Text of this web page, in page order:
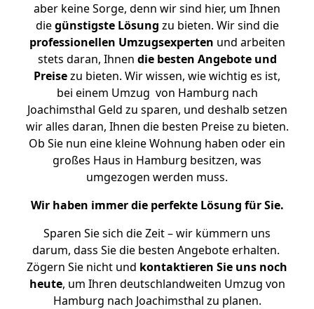
aber keine Sorge, denn wir sind hier, um Ihnen
diegünstigste Lösung zu bieten. Wir sind die
professionellen Umzugsexperten und arbeiten
stets daran, Ihnen die besten Angebote und
Preisezu bieten. Wir wissen, wie wichtig es ist,
bei einem Umzug von Hamburg nach
Joachimsthal Geld zu sparen, und deshalb setzen
wir alles daran, Ihnen die besten Preise zu bieten.
Ob Sie nun eine kleine Wohnung haben oder ein
großes Haus in Hamburg besitzen, was
umgezogen werden muss.
Wir haben immer die perfekte Lösung für Sie.
Sparen Sie sich die Zeit – wir kümmern uns
darum, dass Sie die besten Angebote erhalten.
Zögern Sie nicht und kontaktieren Sie uns noch
heute, um Ihren deutschlandweiten Umzug von
Hamburg nach Joachimsthal zu planen.